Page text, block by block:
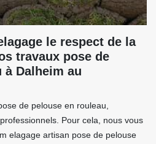
le respect de la
travaux pose de
à Dalheim au
de pelouse en rouleau,
Pour cela, nous vous
elagage artisan pose de pelouse